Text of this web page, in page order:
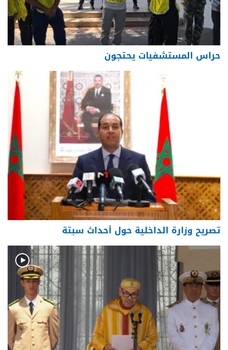
حراس المستشفيات يحتجون
تصريح وزارة الداخلية حول أحداث سبتة